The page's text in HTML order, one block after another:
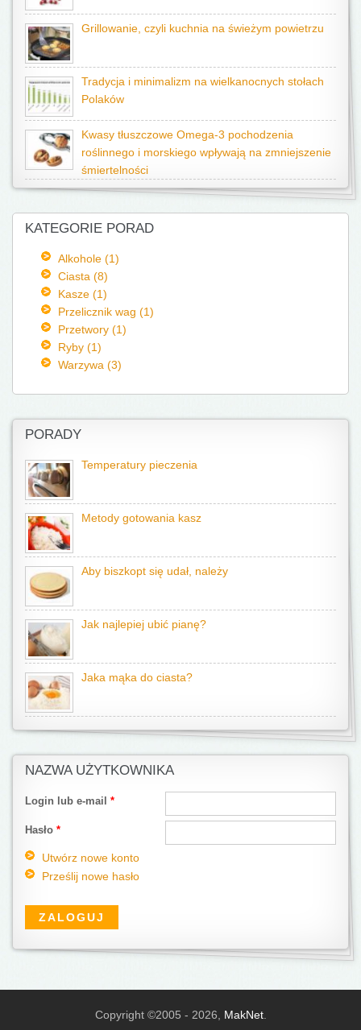
Grillowanie, czyli kuchnia na świeżym powietrzu
Tradycja i minimalizm na wielkanocnych stołach
Polaków
Kwasy tłuszczowe Omega-3 pochodzenia
roślinnego i morskiego wpływają na zmniejszenie
śmiertelności
KATEGORIE PORAD
Alkohole (1)
Ciasta (8)
Kasze (1)
Przelicznik wag (1)
Przetwory (1)
Ryby (1)
Warzywa (3)
PORADY
Temperatury pieczenia
Metody gotowania kasz
Aby biszkopt się udał, należy
Jak najlepiej ubić pianę?
Jaka mąka do ciasta?
NAZWA UŻYTKOWNIKA
Login lub e-mail *
Hasło *
Utwórz nowe konto
Prześlij nowe hasło
Copyright ©2005 - 2026, MakNet.